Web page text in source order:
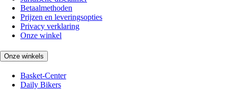
Betaalmethoden
Prijzen en leveringsopties
Privacy verklaring
Onze winkel
Onze winkels
Basket-Center
Daily Bikers